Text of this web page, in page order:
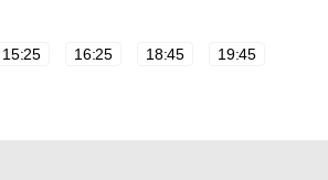
15:25 16:25 18:45
19:45